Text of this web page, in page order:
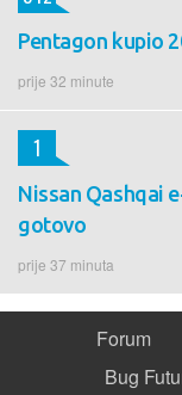
Pentagon kupio
prije 32 minute
Nissan Qashqai
gotovo
prije 37 minuta
1
Forum
Bug